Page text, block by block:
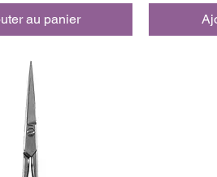
au panier